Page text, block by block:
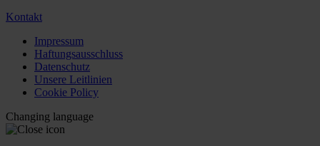
Kontakt
Impressum
Haftungsausschluss
Datenschutz
Unsere Leitlinien
Cookie Policy
Changing language